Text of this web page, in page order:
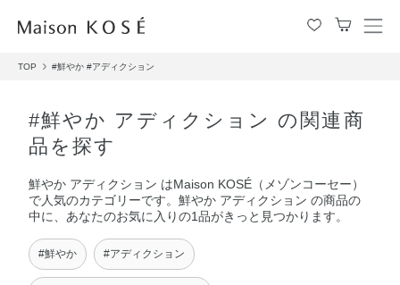
メ
TOP #鮮やか #アディクション
#鮮やか アディクション の関連商
品を探す
鮮やか アディクション はMaison KOSÉ（メゾンコーセー）
で人気のカテゴリーです。鮮やか アディクション の商品の
中に、あなたのお気に入りの1品がきっと見つかります。
#鮮やか #アディクション